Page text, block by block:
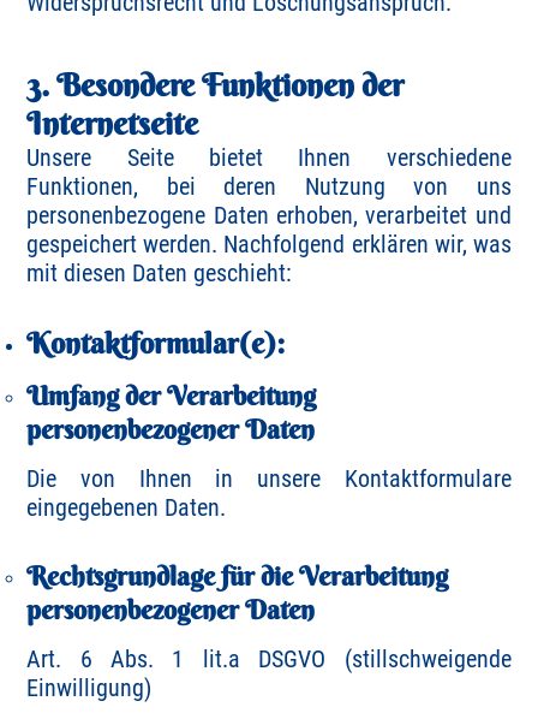
3. Besondere Funktionen der
Internetseite
Unsere Seite bietet Ihnen verschiedene
Funktionen, bei deren Nutzung von uns
personenbezogene Daten erhoben, verarbeitet und
gespeichert werden. Nachfolgend erklären wir, was
mit diesen Daten geschieht:
Kontaktformular(e):
Umfang der Verarbeitung
personenbezogener Daten
Die von Ihnen in unsere Kontaktformulare
eingegebenen Daten.
Rechtsgrundlage für die Verarbeitung
personenbezogener Daten
Art. 6 Abs. 1 lit.a DSGVO (stillschweigende
Einwilligung)